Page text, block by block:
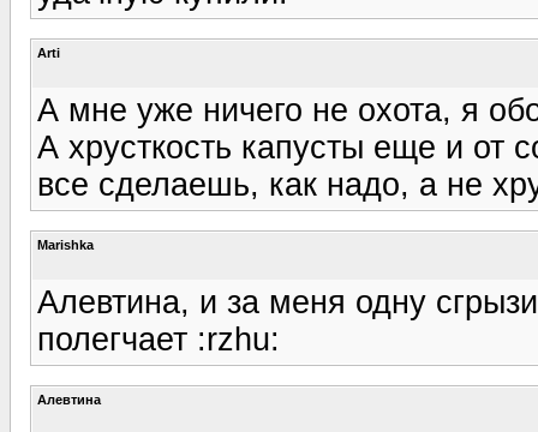
Arti
А мне уже ничего не охота, я
А хрусткость капусты еще и от
все сделаешь, как надо, а не
Marishka
Алевтина, и за меня одну
полегчает :rzhu:
Алевтина